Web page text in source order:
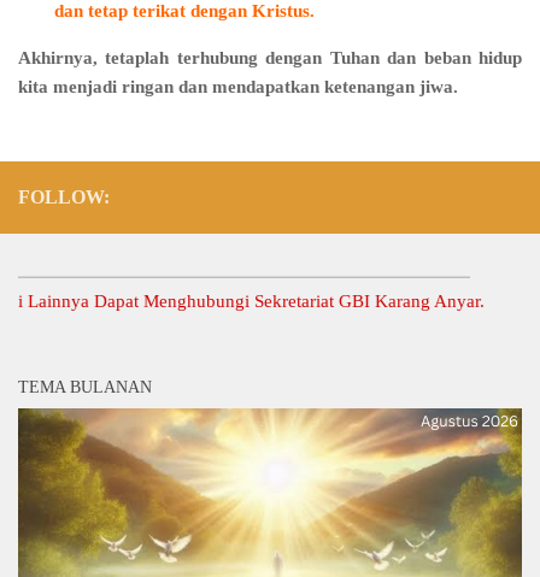
dan tetap terikat dengan Kristus.
Akhirnya, tetaplah terhubung dengan Tuhan dan beban hidup
kita menjadi ringan dan mendapatkan ketenangan jiwa.
FOLLOW:
Dapat Menghubungi Sekretariat GBI Karang Anyar.
TEMA BULANAN